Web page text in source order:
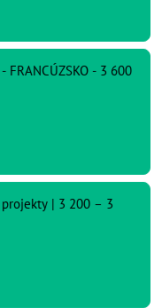
- FRANCÚZSKO - 3 600
| 3 200 – 3